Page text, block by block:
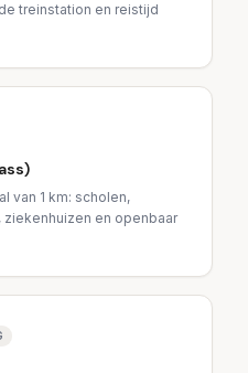
treinstation en reistijd
van 1 km: scholen,
ziekenhuizen en openbaar